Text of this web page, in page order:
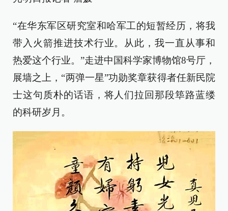
“在华东军区研究室和哈军工的短暂经历，将我
带入火箭推进技术行业。从此，我一直从事和
热爱这个行业。”走进中国科学家博物馆8号厅，
展墙之上，“两弹一星”功勋奖章获得者任新民院
士这句质朴的话语，将人们拉回那段筚路蓝缕
的科研岁月。